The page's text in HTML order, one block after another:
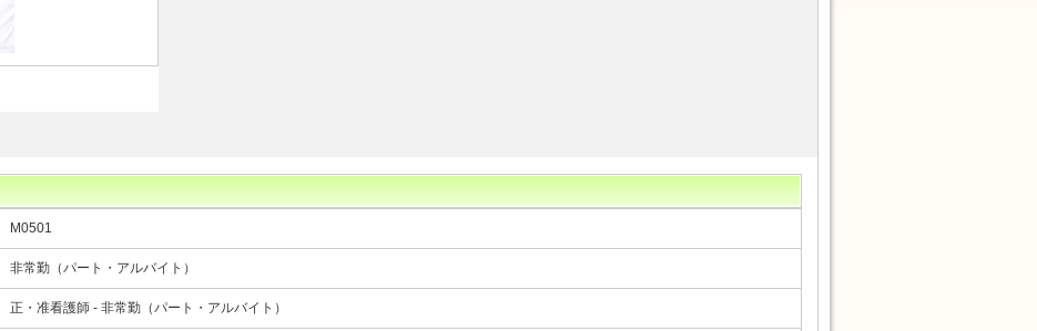
M0501
非常勤（パート・アルバイト）
正・准看護師 - 非常勤（パート・アルバイト）